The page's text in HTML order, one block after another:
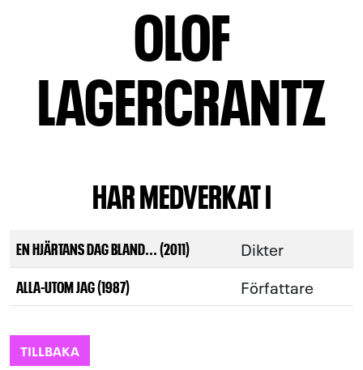
OLOF
LAGERCRANTZ
HAR MEDVERKAT I
EN HJÄRTANS DAG BLAND... (2011) Dikter
ALLA-UTOM JAG (1987) Författare
TILLBAKA